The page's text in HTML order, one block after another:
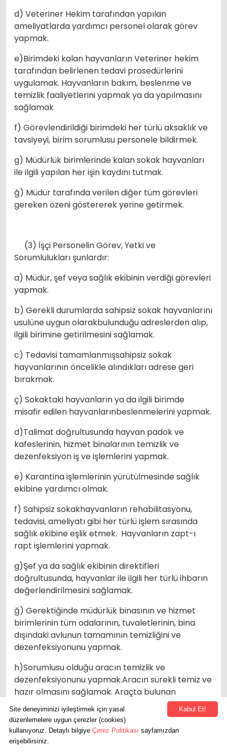
d) Veteriner Hekim tarafından yapılan
ameliyatlarda yardımcı personel olarak görev
yapmak.
e)Birimdeki kalan hayvanların Veteriner hekim
tarafından belirlenen tedavi prosedürlerini
uygulamak. Hayvanların bakım, beslenme ve
temizlik faaliyetlerini yapmak ya da yapılmasını
sağlamak
f) Görevlendirildiği birimdeki her türlü aksaklık ve
tavsiyeyi, birim sorumlusu personele bildirmek.
g) Müdürlük birimlerinde kalan sokak hayvanları
ile ilgili yapılan her işin kaydını tutmak.
ğ) Müdür tarafında verilen diğer tüm görevleri
gereken özeni göstererek yerine getirmek.
(3) İşçi Personelin Görev, Yetki ve
Sorumlulukları şunlardır:
a) Müdür, şef veya sağlık ekibinin verdiği görevleri
yapmak.
b) Gerekli durumlarda sahipsiz sokak hayvanlarını
usulüne uygun olarakbulunduğu adreslerden alıp,
ilgili birimine getirilmesini sağlamak.
c) Tedavisi tamamlanmışsahipsiz sokak
hayvanlarının öncelikle alındıkları adrese geri
bırakmak.
ç) Sokaktaki hayvanların ya da ilgili birimde
misafir edilen hayvanlarınbeslenmelerini yapmak.
d)Talimat doğrultusunda hayvan padok ve
kafeslerinin, hizmet binalarının temizlik ve
dezenfeksiyon iş ve işlemlerini yapmak.
e) Karantina işlemlerinin yürütülmesinde sağlık
ekibine yardımcı olmak.
f) Sahipsiz sokakhayvanların rehabilitasyonu,
tedavisi, ameliyatı gibi her türlü işlem sırasında
sağlık ekibine eşlik etmek. Hayvanların zapt-ı
rapt işlemlerini yapmak.
g)Şef ya da sağlık ekibinin direktifleri
doğrultusunda, hayvanlar ile ilgili her türlü ihbarın
değerlendirilmesini sağlamak.
ğ) Gerektiğinde müdürlük binasının ve hizmet
birimlerinin tüm odalarının, tuvaletlerinin, bina
dışındaki avlunun tamamının temizliğini ve
dezenfeksiyonunu yapmak.
h)Sorumlusu olduğu aracın temizlik ve
dezenfeksiyonunu yapmak.Aracın sürekli temiz ve
hazır olmasını sağlamak. Araçta bulunan
hayvanların sağlıklı ve güvenli bir şekilde naklini
sağlamak.
ı)Müdür tarafında verilen diğer tüm görevleri
gereken özeni göstererek yerine getirmek.
Kabul Et!
Site deneyiminizi iyileştirmek için yasal
düzenlemelere uygun çerezler (cookies)
kullanıyoruz. Detaylı bilgiye Çerez Politikası sayfamızdan
erişebilirsiniz.